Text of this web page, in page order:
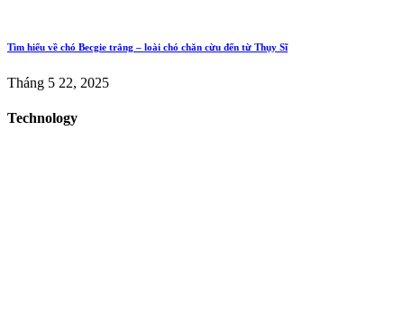
Tìm hiểu về chó Becgie trắng – loài chó chăn cừu đến từ Thụy Sĩ
Tháng 5 22, 2025
Technology